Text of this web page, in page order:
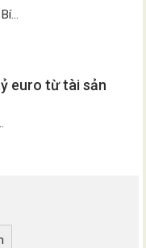
euro từ tài sản